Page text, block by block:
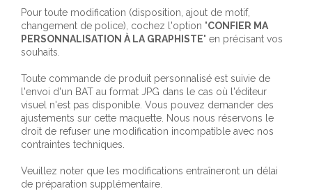
Pour toute modification (disposition, ajout de motif,
changement de police), cochez l'option "CONFIER MA
PERSONNALISATION À LA GRAPHISTE" en précisant vos
souhaits.
Toute commande de produit personnalisé est suivie de
l'envoi d'un BAT au format JPG dans le cas où l'éditeur
visuel n'est pas disponible. Vous pouvez demander des
ajustements sur cette maquette. Nous nous réservons le
droit de refuser une modification incompatible avec nos
contraintes techniques.
Veuillez noter que les modifications entraîneront un délai
de préparation supplémentaire.